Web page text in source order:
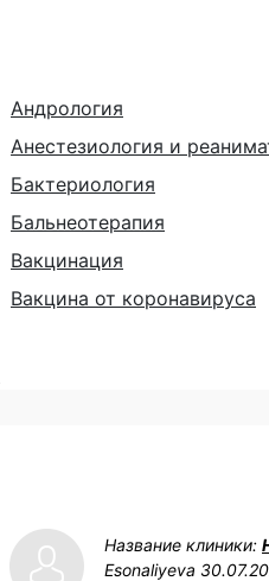
Андрология
Анестезиология и
Бактериология
Бальнеотерапия
Вакцинация
Вакцина от коронавируса
Название клиники:
Esonaliyeva